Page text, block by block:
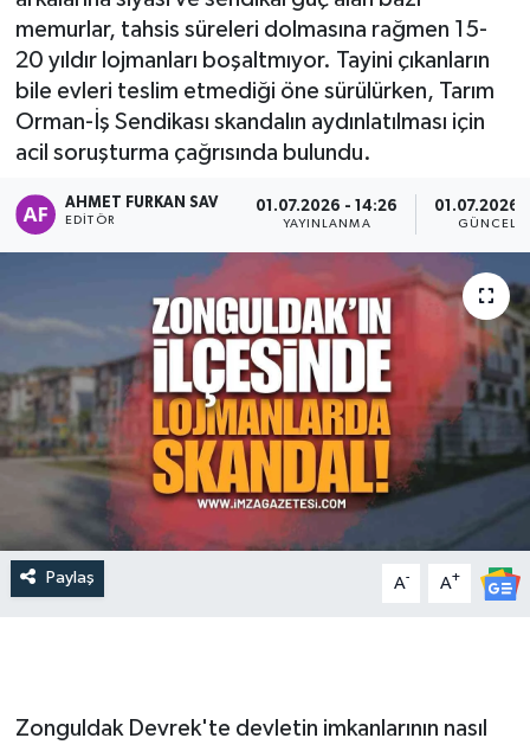
memurlar, tahsis süreleri dolmasına rağmen 15-
20 yıldır lojmanları boşaltmıyor. Tayini çıkanların
bile evleri teslim etmediği öne sürülürken, Tarım
Orman-İş Sendikası skandalın aydınlatılması için
acil soruşturma çağrısında bulundu.
AHMET FURKAN SAV
EDITÖR
01.07.2026 - 14:26
YAYINLANMA
01.07.2026
Paylaş A- A+
Zonguldak Devrek'te devletin imkanlarının nasıl